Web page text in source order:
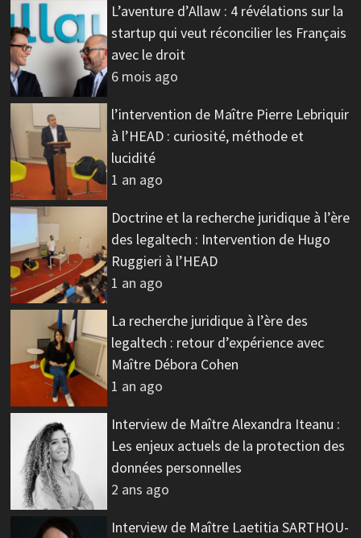
L’aventure d’Allaw : 4 révélations sur la
startup qui veut réconcilier les Français
avec le droit
6 mois ago
l’intervention de Maître Pierre Lebriquir
à l’HEAD : curiosité, méthode et
lucidité
1 an ago
Doctrine et la recherche juridique à l’ère
des legaltech : Intervention de Hugo
Ruggieri à l’HEAD
1 an ago
La recherche juridique à l’ère des
legaltech : retour d’expérience avec
Maître Débora Cohen
1 an ago
Interview de Maître Alexandra Iteanu :
Les enjeux actuels de la protection des
données personnelles
2 ans ago
Interview de Maître Laetitia SARTHOU-